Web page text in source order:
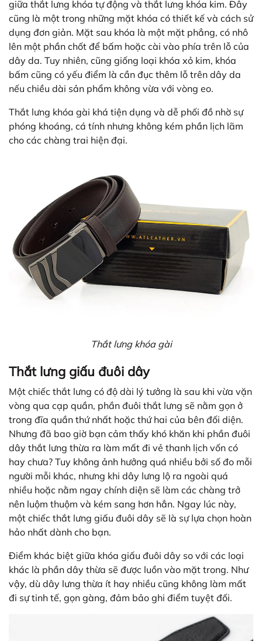
giữa thắt lưng khóa tự động và thắt lưng khóa kim. Đây
cũng là một trong những mặt khóa có thiết kế và cách sử
dụng đơn giản. Mặt sau khóa là một mặt phẳng, có nhô
lên một phần chốt để bấm hoặc cài vào phía trên lỗ của
dây da. Tuy nhiên, cũng giống loại khóa xỏ kim, khóa
bấm cũng có yếu điểm là cần đục thêm lỗ trên dây da
nếu chiều dài sản phẩm không vừa với vòng eo.
Thắt lưng khóa gài khá tiện dụng và dễ phối đồ nhờ sự
phóng khoáng, cá tính nhưng không kém phần lịch lãm
cho các chàng trai hiện đại.
Thắt lưng khóa gài
Thắt lưng giấu đuôi dây
Một chiếc thắt lưng có độ dài lý tưởng là sau khi vừa vặn
vòng qua cạp quần, phần đuôi thắt lưng sẽ nằm gọn ở
trong đĩa quần thứ nhất hoặc thứ hai của bên đối diện.
Nhưng đã bao giờ bạn cảm thấy khó khăn khi phần đuôi
dây thắt lưng thừa ra làm mất đi vẻ thanh lịch vốn có
hay chưa? Tuy không ảnh hưởng quá nhiều bởi số đo mỗi
người mỗi khác, nhưng khi dây lưng lộ ra ngoài quá
nhiều hoặc nằm ngay chính diện sẽ làm các chàng trở
nên luộm thuộm và kém sang hơn hẳn. Ngay lúc này,
một chiếc thắt lưng giấu đuôi dây sẽ là sự lựa chọn hoàn
hảo nhất dành cho bạn.
Điểm khác biệt giữa khóa giấu đuôi dây so với các loại
khác là phần dây thừa sẽ được luồn vào mặt trong. Như
vậy, dù dây lưng thừa ít hay nhiều cũng không làm mất
đi sự tinh tế, gọn gàng, đảm bảo ghi điểm tuyệt đối.